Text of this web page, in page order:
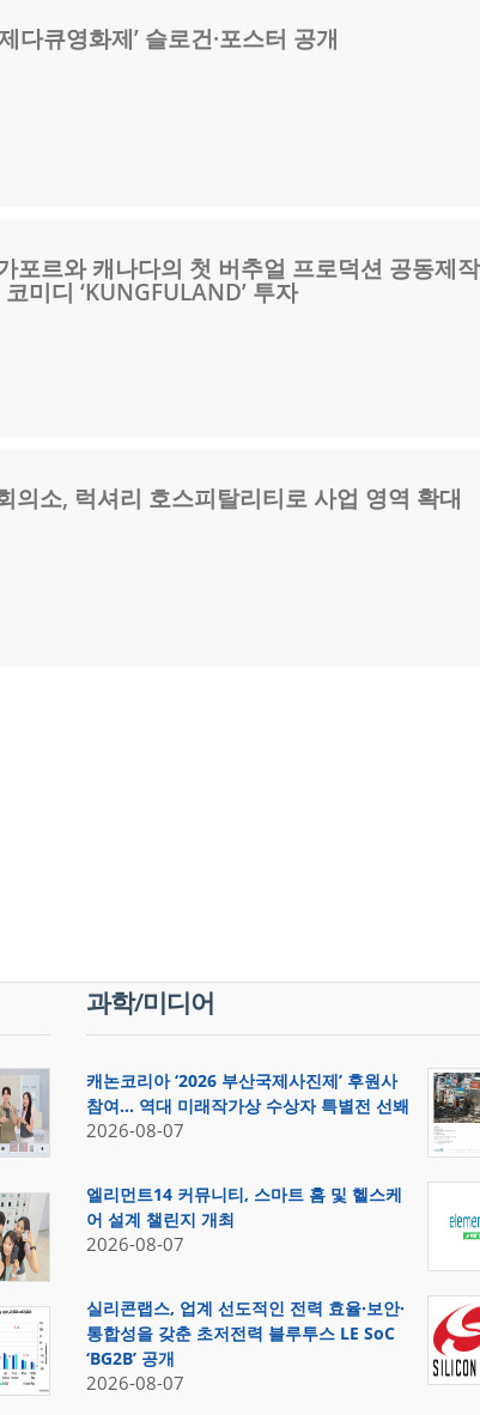
다큐영화제’ 슬로건·포스터 공개
포르와 캐나다의 첫 버추얼 프로덕션 공동제
미디 ‘KUNGFULAND’ 투자
의소, 럭셔리 호스피탈리티로 사업 영역 확대
과학/미디어
캐논코리아 ‘2026 부산국제사진제’ 후원사
참여… 역대 미래작가상 수상자 특별전 선봬
2026-08-07
엘리먼트14 커뮤니티, 스마트 홈 및 헬스케
어 설계 챌린지 개최
2026-08-07
실리콘랩스, 업계 선도적인 전력 효율·보안·
통합성을 갖춘 초저전력 블루투스 LE SoC
‘BG2B’ 공개
2026-08-07